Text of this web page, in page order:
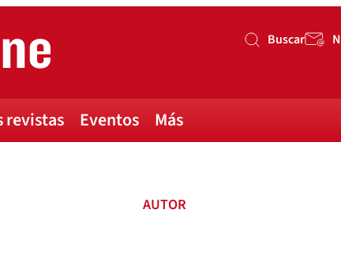
Buscar
Buscar
revistas Eventos Más
AUTOR